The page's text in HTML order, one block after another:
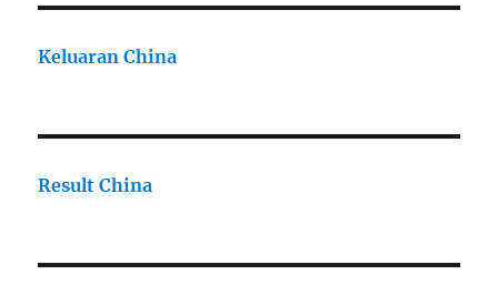
Keluaran China
Result China